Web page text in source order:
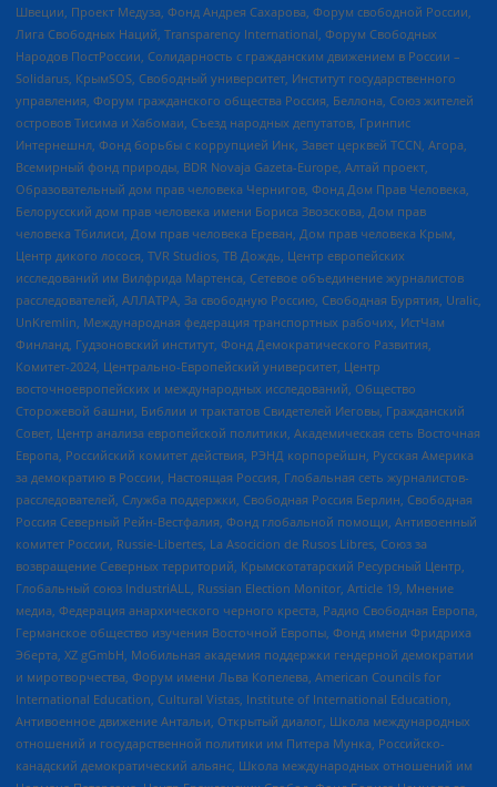
Швеции, Проект Медуза, Фонд Андрея Сахарова, Форум свободной России,
Лига Свободных Наций, Transparеncy International, Форум Свободных
Народов ПостРоссии, Солидарность с гражданским движением в России –
Solidarus, КрымSOS, Свободный университет, Институт государственного
управления, Форум гражданского общества Россия, Беллона, Союз жителей
островов Тисима и Хабомаи, Съезд народных депутатов, Гринпис
Интернешнл, Фонд борьбы с коррупцией Инк, Завет церквей TCCN, Агора,
Всемирный фонд природы, BDR Novaja Gazeta-Europe, Алтай проект,
Образовательный дом прав человека Чернигов, Фонд Дом Прав Человека,
Белорусский дом прав человека имени Бориса Звозскова, Дом прав
человека Тбилиси, Дом прав человека Ереван, Дом прав человека Крым,
Центр дикого лосося, TVR Studios, ТВ Дождь, Центр европейских
исследований им Вилфрида Мартенса, Сетевое объединение журналистов
расследователей, АЛЛАТРА, За свободную Россию, Свободная Бурятия, Uralic,
UnKremlin, Международная федерация транспортных рабочих, ИстЧам
Финланд, Гудзоновский институт, Фонд Демократического Развития,
Комитет-2024, Центрально-Европейский университет, Центр
восточноевропейских и международных исследований, Общество
Сторожевой башни, Библии и трактатов Свидетелей Иеговы, Гражданский
Совет, Центр анализа европейской политики, Академическая сеть Восточная
Европа, Российский комитет действия, РЭНД корпорейшн, Русская Америка
за демократию в России, Настоящая Россия, Глобальная сеть журналистов-
расследователей, Служба поддержки, Свободная Россия Берлин, Свободная
Россия Северный Рейн-Вестфалия, Фонд глобальной помощи, Антивоенный
комитет России, Russie-Libertes, La Asocicion de Rusos Libres, Союз за
возвращение Северных территорий, Крымскотатарский Ресурсный Центр,
Глобальный союз IndustriALL, Russian Election Monitor, Article 19, Мнение
медиа, Федерация анархического черного креста, Радио Свободная Европа,
Германское общество изучения Восточной Европы, Фонд имени Фридриха
Эберта, XZ gGmbH, Мобильная академия поддержки гендерной демократии
и миротворчества, Форум имени Льва Копелева, American Councils for
International Education, Cultural Vistas, Institute of International Education,
Антивоенное движение Антальи, Открытый диалог, Школа международных
отношений и государственной политики им Питера Мунка, Российско-
канадский демократический альянс, Школа международных отношений им